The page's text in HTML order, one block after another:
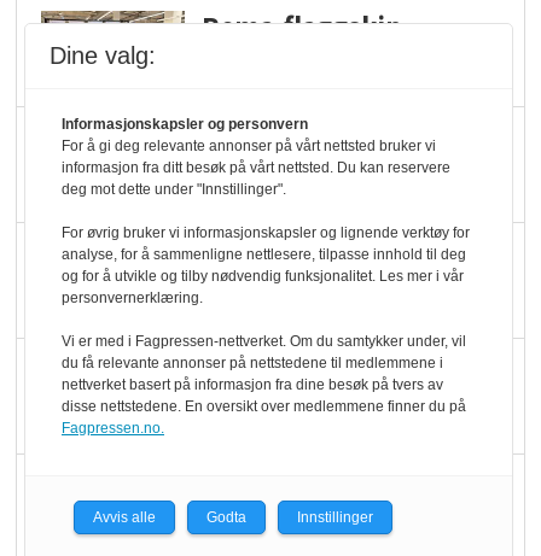
Rema-flaggskip
Slik opprettholdes
ølsalget
Færre varer, men fulle
hyller
KI lager mat i butikken
Q passerte 1 milliard i
Rema i 2025
Dine valg:
Informasjonskapsler og personvern
For å gi deg relevante annonser på vårt nettsted bruker vi
informasjon fra ditt besøk på vårt nettsted. Du kan reservere
deg mot dette under "Innstillinger".
For øvrig bruker vi informasjonskapsler og lignende verktøy for
analyse, for å sammenligne nettlesere, tilpasse innhold til deg
og for å utvikle og tilby nødvendig funksjonalitet. Les mer i vår
personvernerklæring.
Vi er med i Fagpressen-nettverket. Om du samtykker under, vil
du få relevante annonser på nettstedene til medlemmene i
nettverket basert på informasjon fra dine besøk på tvers av
disse nettstedene. En oversikt over medlemmene finner du på
Fagpressen.no.
Avvis alle Godta Innstillinger